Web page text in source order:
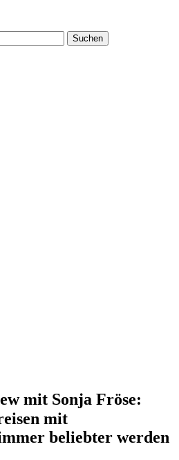
mit Sonja Fröse:
mit
beliebter werden